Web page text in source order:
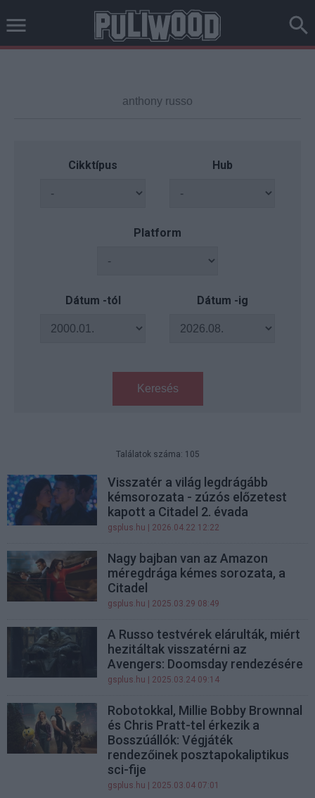
Cikktípus Hub
Platform
Dátum -tól Dátum -ig
Keresés
Találatok száma: 105
Visszatér a világ legdrágább
kémsorozata - zúzós előzetest
kapott a Citadel 2. évada
gsplus.hu | 2026.04.22 12:22
Nagy bajban van az Amazon
méregdrága kémes sorozata, a
Citadel
gsplus.hu | 2025.03.29 08:49
A Russo testvérek elárulták, miért
hezitáltak visszatérni az
Avengers: Doomsday rendezésére
gsplus.hu | 2025.03.24 09:14
Robotokkal, Millie Bobby Brownnal
és Chris Pratt-tel érkezik a
Bosszúállók: Végjáték
rendezőinek posztapokaliptikus
sci-fije
gsplus.hu | 2025.03.04 07:01